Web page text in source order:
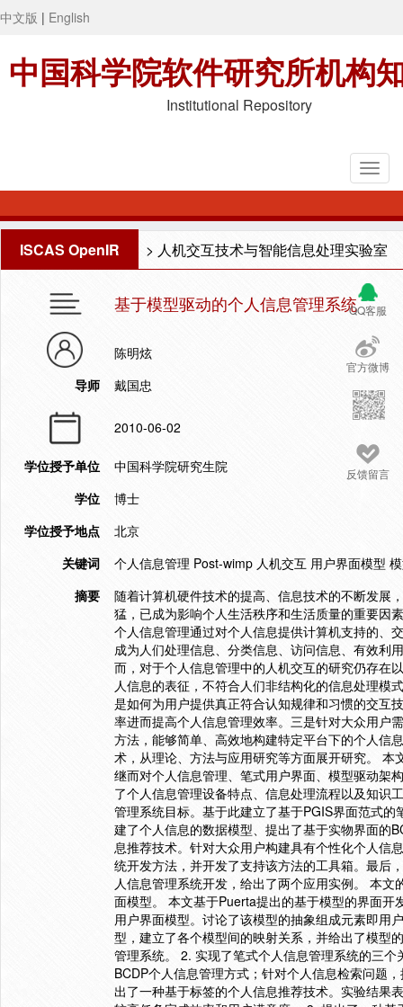
中文版 | English
中国科学院软件研究所机构
Institutional Repository
ISCAS OpenIR > 人机交互技术与智能信息处理实验室
QQ客服
官方微博
反馈留言
基于模型驱动的个人信息管理系统
陈明炫
导师
戴国忠
2010-06-02
学位授予单位
中国科学院研究生院
学位
博士
学位授予地点
北京
关键词
个人信息管理 Post-wimp 人机交互 用户界面模型
摘要
随着计算机硬件技术的提高、信息技术的不断发展
猛，已成为影响个人生活秩序和生活质量的重要因
个人信息管理通过对个人信息提供计算机支持的、
成为人们处理信息、分类信息、访问信息、有效利
而，对于个人信息管理中的人机交互的研究仍存在
人信息的表征，不符合人们非结构化的信息处理模
是如何为用户提供真正符合认知规律和习惯的交互
率进而提高个人信息管理效率。三是针对大众用户
方法，能够简单、高效地构建特定平台下的个人信
术，从理论、方法与应用研究等方面展开研究。
继而对个人信息管理、笔式用户界面、模型驱动架
了个人信息管理设备特点、信息处理流程以及知识
管理系统目标。基于此建立了基于PGIS界面范式
建了个人信息的数据模型、提出了基于实物界面的
息推荐技术。针对大众用户构建具有个性化个人信
统开发方法，并开发了支持该方法的工具箱。最后
人信息管理系统开发，给出了两个应用实例。 本
面模型。 本文基于Puerta提出的基于模型的界面
用户界面模型。讨论了该模型的抽象组成元素即用
型，建立了各个模型间的映射关系，并给出了模型
管理系统。 2. 实现了笔式个人信息管理系统的三
BCDP个人信息管理方式；针对个人信息检索问题
出了一种基于标签的个人信息推荐技术。实验结果